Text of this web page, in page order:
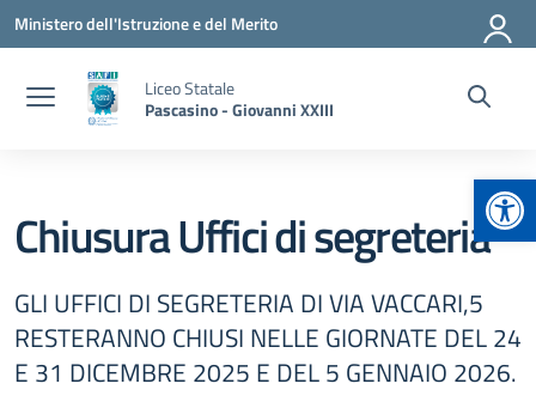
Vai ai contenuti
Vai al menu di navigazione
Vai al footer
Ministero dell'Istruzione e del Merito
Liceo Statale
Pascasino - Giovanni XXIII
Chiusura Uffici di segreteria
GLI UFFICI DI SEGRETERIA DI VIA VACCARI,5
RESTERANNO CHIUSI NELLE GIORNATE DEL 24
E 31 DICEMBRE 2025 E DEL 5 GENNAIO 2026.